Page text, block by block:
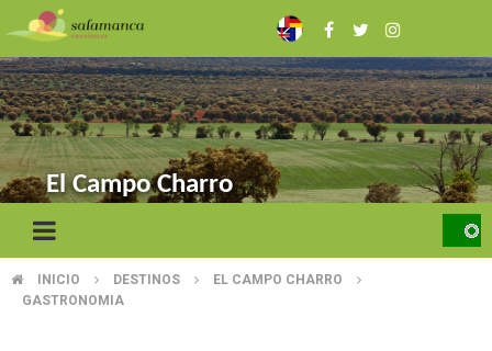
Pasar
al
contenido
principal
El Campo Charro
SOBRESCRIBIR
INICIO DESTINOS
EL CAMPO CHARRO
GASTRONOMIA